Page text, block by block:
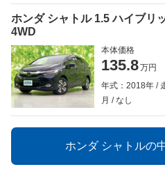
ホンダ シャトル 1.5 ハイブリ
4WD
本体価格
135.8万円
年式：2018年
月
なし
ホンダ シャトルの